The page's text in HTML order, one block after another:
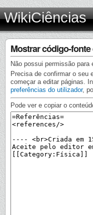
WikiCiências
Mostrar código-fonte
Não possui permissão
Precisa de confirmar o seu
começar a editar páginas.
preferências do utilizador,
Pode ver e copiar o